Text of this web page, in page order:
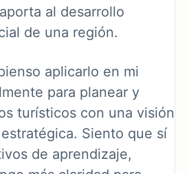
al desarrollo
de una región.
aplicarlo en mi
para planear y
turísticos con una visión
Siento que sí
de aprendizaje,